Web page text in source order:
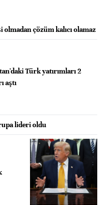
çözüm kalıcı olamaz
Türk yatırımları 2
aştı
lideri oldu